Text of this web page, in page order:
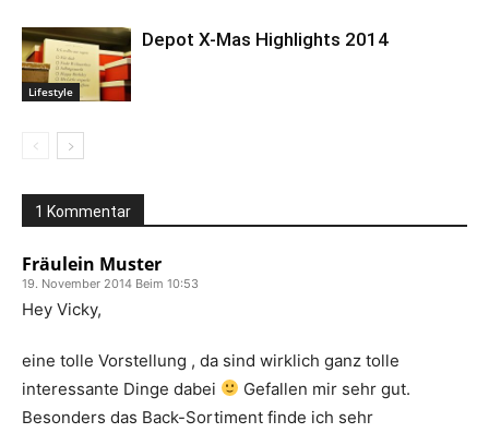
Lifestyle
Depot X-Mas Highlights 2014
1 Kommentar
Fräulein Muster
19. November 2014 Beim 10:53
Hey Vicky,
eine tolle Vorstellung , da sind wirklich ganz tolle
interessante Dinge dabei
Gefallen mir sehr gut.
Besonders das Back-Sortiment finde ich sehr